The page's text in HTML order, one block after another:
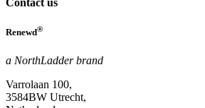
Contact us
Renewd®
a NorthLadder brand
Varrolaan 100,
3584BW Utrecht,